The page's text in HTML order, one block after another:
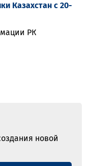
Казахстан с 20-
РК
новой